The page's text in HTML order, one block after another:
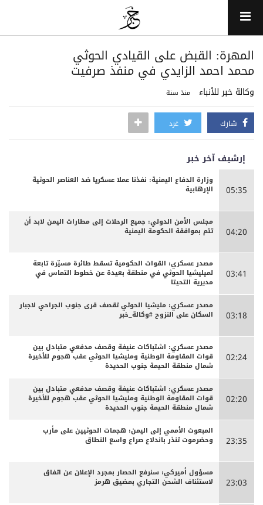
المهرة: القبض على القيادي الحوثي
محمد احمد الزايدي في منفذ صرفيت
وكالة خبر للأنباء منذ سنة
شارك غرد
إرشيف آخر خبر
05:35
وزارة الدفاع اليمنية: نفذنا عملا عسكريا ضد العناصر الحوثية
الإرهابية
04:20
مجلس الأمن الدولي: جميع الرحلات إلى مطارات اليمن لابد أن
تتم بموافقة الحكومة اليمنية
03:41
مصدر عسكري: القوات الحكومية تسقط طائرة مسيّرة تابعة
لميليشيا الحوثي في منطقة بعيدة عن خطوط التماس في
مديرية التحيتا
03:18
مصدر عسكري: مليشيا الحوثي تقصف قرى جنوب الجراحي لاجبار
السكان على النزوح #وكالة_خبر
02:24
مصدر عسكري: اشتباكات عنيفة وقصف مدفعي متبادل بين
قوات المقاومة الوطنية ومليشيا الحوثي عقب هجوم للأخيرة
شمال منطقة الحيمة جنوب الحديدة
02:20
مصدر عسكري: اشتباكات عنيفة وقصف مدفعي متبادل بين
قوات المقاومة الوطنية ومليشيا الحوثي عقب هجوم للأخيرة
شمال منطقة الحيمة جنوب الحديدة
23:35
المبعوث الأممي إلى اليمن: هجمات الحوثيين على مأرب
وحضرموت تنذر باندلاع صراع واسع النطاق
23:03
مسؤول أميركي: سنرفع الحصار بمجرد الإعلان عن اتفاق
لاستئناف الشحن التجاري بمضيق هرمز